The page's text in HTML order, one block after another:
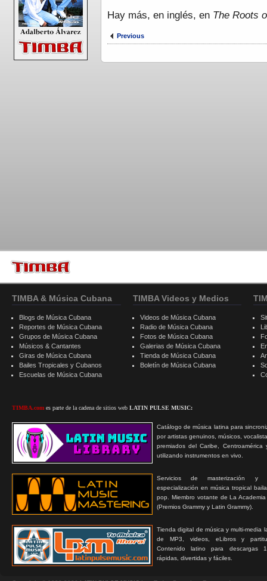
Hay más, en inglés, en The Roots
Previous
TIMBA & Música Cubana
Blogs de Música Cubana
Reportes de Música Cubana
Grupos de Música Cubana
Músicos & Cantantes
Giras de Música Cubana
Bailes Tropicales y Cubanos
Escuelas de Música Cubana
TIMBA.com es parte de la cadena de sitios web LATIN PULSE MUSIC:
Catálogo de música latina para
por artistas genuinos, músicos,
premiados del Caribe, Centroamérica
utilizando instrumentos en vivo.
Servicios de masterización y
especialización en música tropical
pop. Miembro votante de La
(Premios Grammy y Latin Grammy).
Tienda digital de música y multi-media
de MP3, videos, eLibros y
Contenido latino para descargas
rápidas, divertidas y fáciles.
TIMBA Videos y Medios
Videos de Música Cubana
Radio de Música Cubana
Fotos de Música Cubana
Galerias de Música Cubana
Tienda de Música Cubana
Boletín de Música Cubana